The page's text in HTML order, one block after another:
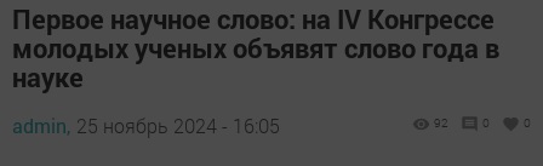
Первое научное слово: на IV Конгрессе
молодых ученых объявят слово года в
науке
admin, 25 ноябрь 2024 - 16:05 92 0 0